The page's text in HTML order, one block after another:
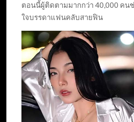
ตอนนี้ผู้ติดตามมากกว่า 40,000 คน
ใจบรรดาแฟนคลับสายฟิน